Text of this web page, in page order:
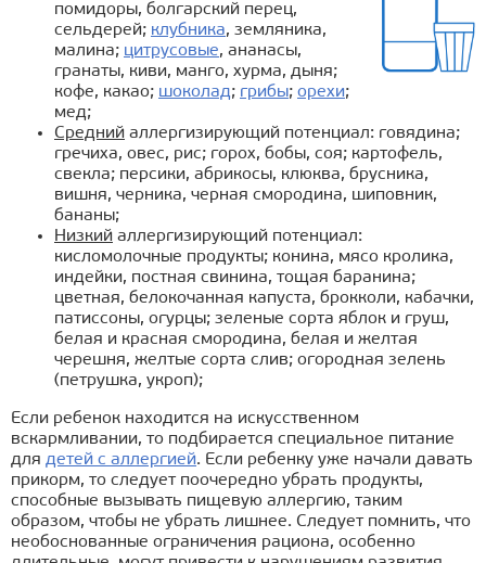
помидоры, болгарский перец,
сельдерей; клубника, земляника,
малина; цитрусовые, ананасы,
гранаты, киви, манго, хурма, дыня;
кофе, какао; шоколад; грибы; орехи;
мед;
Средний аллергизирующий потенциал: говядина;
гречиха, овес, рис; горох, бобы, соя; картофель,
свекла; персики, абрикосы, клюква, брусника,
вишня, черника, черная смородина, шиповник,
бананы;
Низкий аллергизирующий потенциал:
кисломолочные продукты; конина, мясо кролика,
индейки, постная свинина, тощая баранина;
цветная, белокочанная капуста, брокколи, кабачки,
патиссоны, огурцы; зеленые сорта яблок и груш,
белая и красная смородина, белая и желтая
черешня, желтые сорта слив; огородная зелень
(петрушка, укроп);
Если ребенок находится на искусственном
вскармливании, то подбирается специальное питание
для детей с аллергией. Если ребенку уже начали давать
прикорм, то следует поочередно убрать продукты,
способные вызывать пищевую аллергию, таким
образом, чтобы не убрать лишнее. Следует помнить, что
необоснованные ограничения рациона, особенно